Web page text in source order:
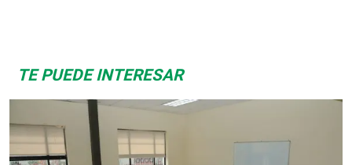
TE PUEDE INTERESAR